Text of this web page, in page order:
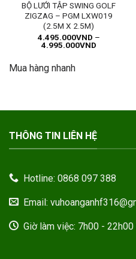
BỘ LƯỚI TẬP SWING GOLF
ZIGZAG – PGM LXW019
(2.5M X 2.5M)
4.495.000VND –
4.995.000VNDKhoảng
Mua hàng nhanh
THÔNG TIN LIÊN HỆ
Hotline: 0868 097 388
Email:
Giờ làm việc: 7h00 -